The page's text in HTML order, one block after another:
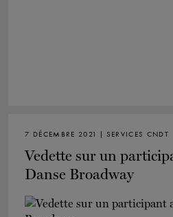
7 DÉCEMBRE 2021 | SERVICES CNDT
Vedette sur un
Danse Broadway